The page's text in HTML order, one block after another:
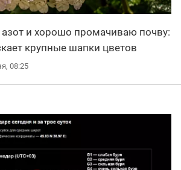
и хорошо промачиваю почву:
крупные шапки цветов
08:25